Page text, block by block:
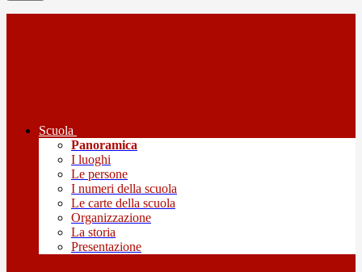
Scuola
Panoramica
I luoghi
Le persone
I numeri della scuola
Le carte della scuola
Organizzazione
La storia
Presentazione